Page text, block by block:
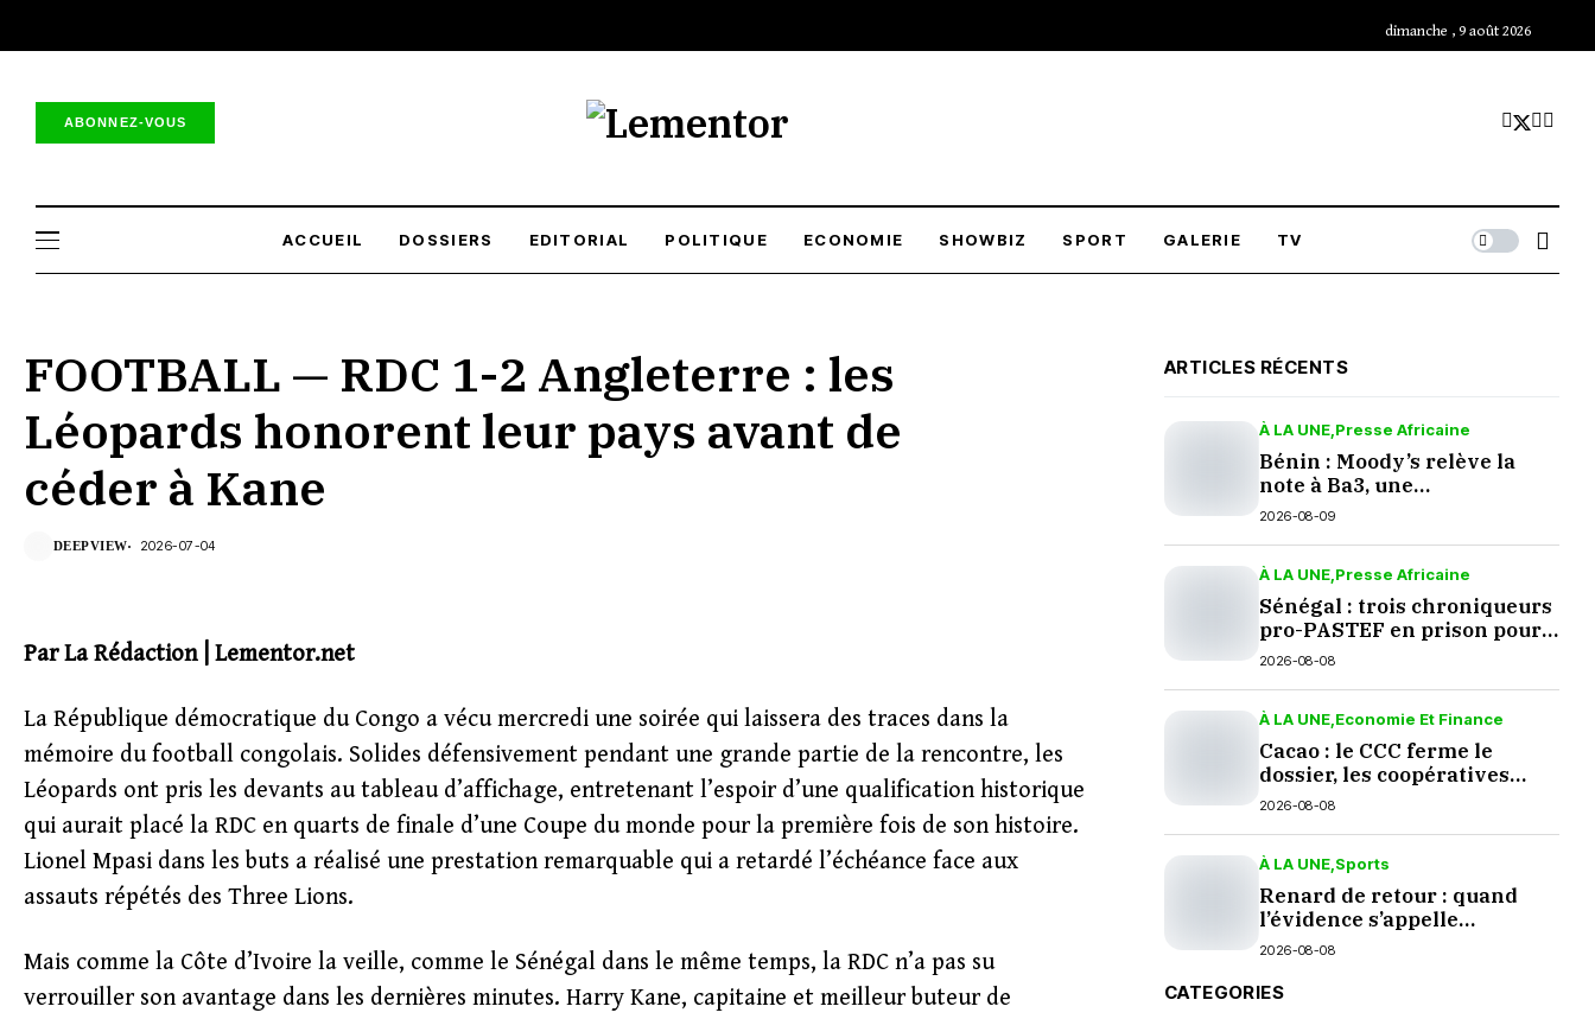
dimanche , 9 août 2026
ABONNEZ-VOUS
ACCUEIL DOSSIERS EDITORIAL POLITIQUE ECONOMIE SHOWBIZ SPORT GALERIE TV
FOOTBALL — RDC 1-2 Angleterre : les
Léopards honorent leur pays avant de
céder à Kane
DEEPVIEW 2026-07-04
Par La Rédaction | Lementor.net
La République démocratique du Congo a vécu mercredi une soirée qui laissera des traces dans la
mémoire du football congolais. Solides défensivement pendant une grande partie de la rencontre, les
Léopards ont pris les devants au tableau d’affichage, entretenant l’espoir d’une qualification historique
qui aurait placé la RDC en quarts de finale d’une Coupe du monde pour la première fois de son histoire.
Lionel Mpasi dans les buts a réalisé une prestation remarquable qui a retardé l’échéance face aux
assauts répétés des Three Lions.
Mais comme la Côte d’Ivoire la veille, comme le Sénégal dans le même temps, la RDC n’a pas su
verrouiller son avantage dans les dernières minutes. Harry Kane, capitaine et meilleur buteur de
ARTICLES RÉCENTS
À LA UNE Presse Africaine
Bénin : Moody’s relève la
note à Ba3, une
reconnaissance méritée
2026-08-09
À LA UNE Presse Africaine
Sénégal : trois chroniqueurs
pro-PASTEF en prison pour
une prière sur TikTok
2026-08-08
À LA UNE Economie Et Finance
Cacao : le CCC ferme le
dossier, les coopératives
grincent
2026-08-08
À LA UNE Sports
Renard de retour : quand
l’évidence s’appelle
palmarès
2026-08-08
CATEGORIES